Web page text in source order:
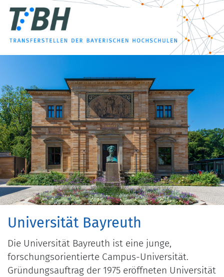
Universität Bayreuth
Die Universität Bayreuth ist eine junge,
forschungsorientierte Campus-Universität.
Gründungsauftrag der 1975 eröffneten Universität